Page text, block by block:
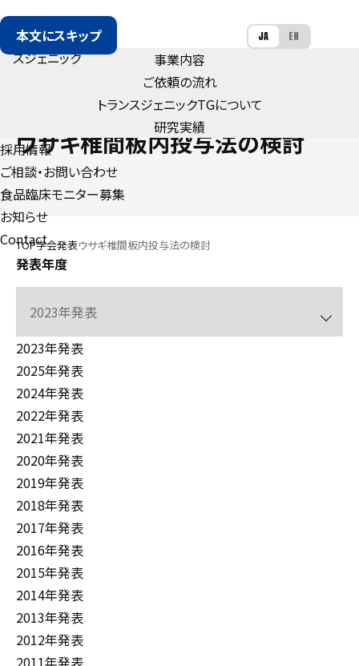
本文にスキップ JA EN
事業内容
ご依頼の流れ
トランスジェニックTGについて
研究実績
採用情報
ご相談・お問い合わせ
食品臨床モニター募集
お知らせ
Contact
ウサギ椎間板内投与法の検討
TOP学会発表ウサギ椎間板内投与法の検討
発表年度
2023年発表
2025年発表
2024年発表
2022年発表
2021年発表
2020年発表
2019年発表
2018年発表
2017年発表
2016年発表
2015年発表
2014年発表
2013年発表
2012年発表
2011年発表